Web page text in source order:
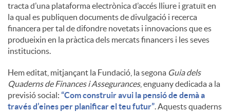
tracta d’una plataforma electrònica d’accés lliure i gratuït en
la qual es publiquen documents de divulgació i recerca
financera per tal de difondre novetats i innovacions que es
produeixin en la pràctica dels mercats financers i les seves
institucions.
Hem editat, mitjançant la Fundació, la segona Guia dels
Quaderns de Finances i Assegurances, enguany dedicada a la
previsió social: “Com construir avui la pensió de demà a
través d’eines per planificar el teu futur”. Aquests quaderns